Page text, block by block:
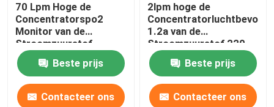
70 Lpm Hoge de
Concentratorspo2
Monitor van de
Stroomzuurstof,
Longontsteking 1 Lpm-
Zuurstofconcentrator
Beste prijs
Contacteer ons
2lpm hoge de
1.2a van de
Stroomzuurstof 220
Volt
Beste prijs
Contacteer ons